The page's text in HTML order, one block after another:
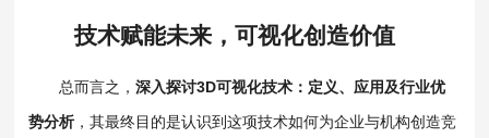
技术赋能未来，可视化创造价值
总而言之，深入探讨3D可视化技术：定义、应用及行业优
势分析，其最终目的是认识到这项技术如何为企业与机构创造竞